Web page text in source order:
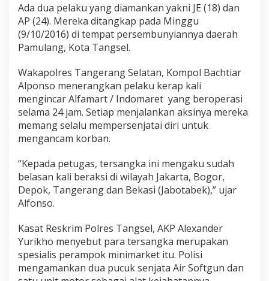
Ada dua pelaku yang diamankan yakni JE (18) dan
AP (24). Mereka ditangkap pada Minggu
(9/10/2016) di tempat persembunyiannya daerah
Pamulang, Kota Tangsel.
Wakapolres Tangerang Selatan, Kompol Bachtiar
Alponso menerangkan pelaku kerap kali
mengincar Alfamart / Indomaret yang beroperasi
selama 24 jam. Setiap menjalankan aksinya mereka
memang selalu mempersenjatai diri untuk
mengancam korban.
“Kepada petugas, tersangka ini mengaku sudah
belasan kali beraksi di wilayah Jakarta, Bogor,
Depok, Tangerang dan Bekasi (Jabotabek),” ujar
Alfonso.
Kasat Reskrim Polres Tangsel, AKP Alexander
Yurikho menyebut para tersangka merupakan
spesialis perampok minimarket itu. Polisi
mengamankan dua pucuk senjata Air Softgun dan